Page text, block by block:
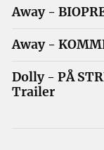
Away -
Away -
Dolly - PÅ
Trailer